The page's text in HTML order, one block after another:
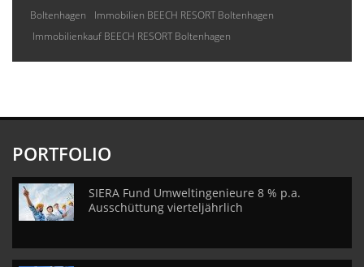
Boltenhagen
Immobilien BEECH RESORT Boltenhagen
Immobilienkauf BEECH RESORT Boltenhagen
PORTFOLIO
SIERA Fund Umweltingenieure 8 % p.a.
Ausschüttung vierteljährlich